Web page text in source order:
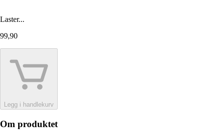
Laster...
99,90
Legg i handlekurv
Om produktet